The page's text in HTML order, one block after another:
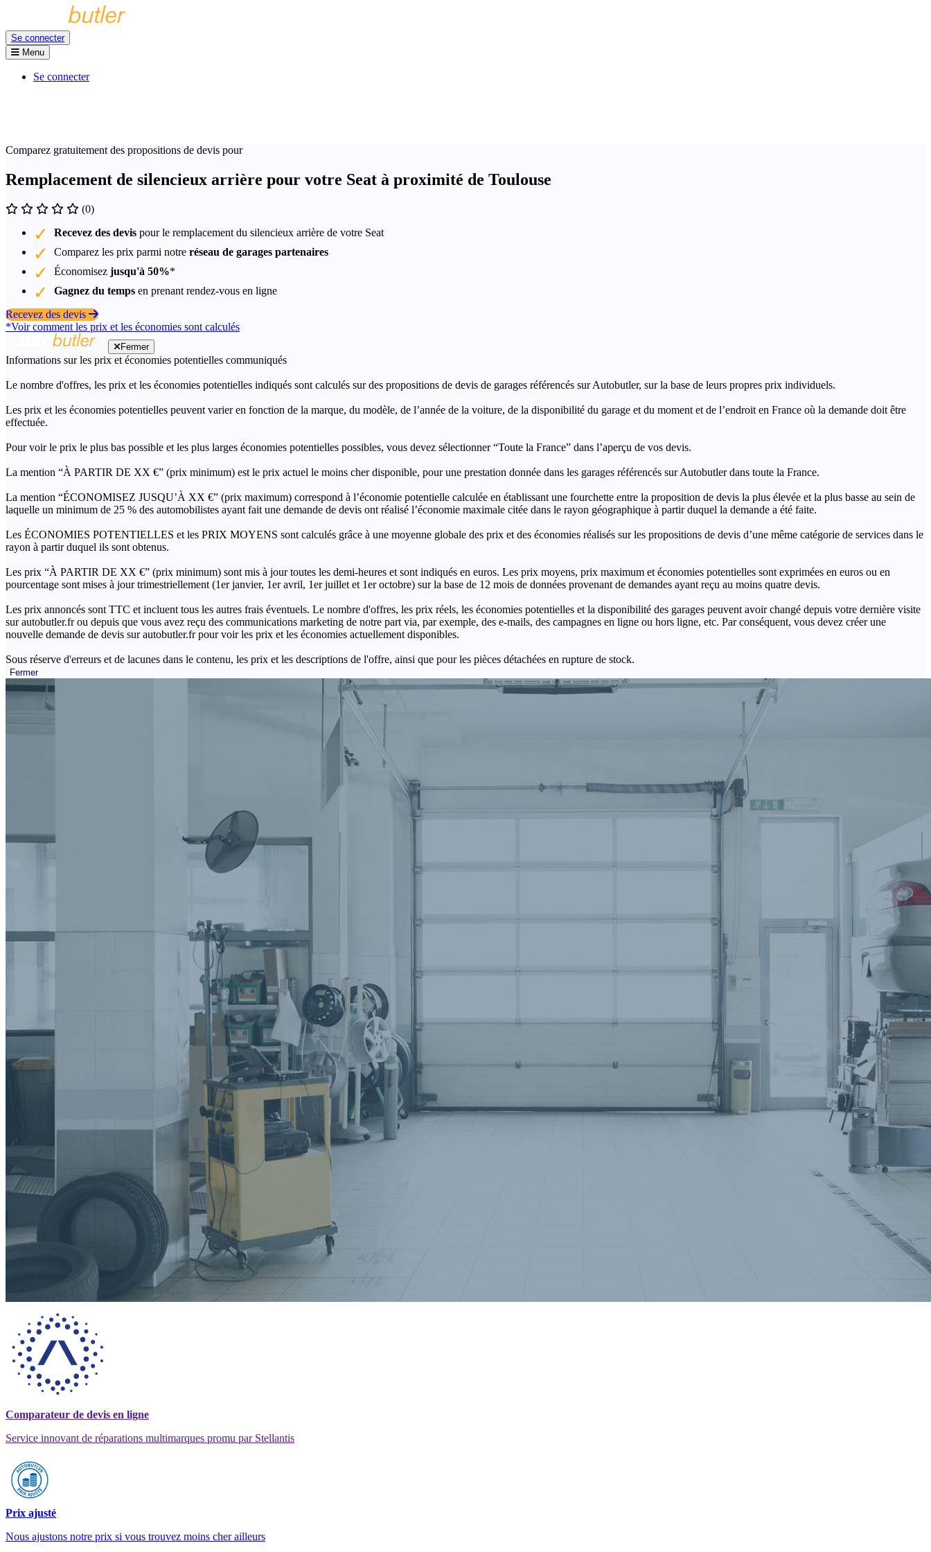
Se connecter
Menu
Se connecter
Comparez gratuitement des propositions de devis pour
Remplacement de silencieux arrière pour votre Seat à proximité de Toulouse
(0)
Recevez des devis pour le remplacement du silencieux arrière de votre Seat
Comparez les prix parmi notre réseau de garages partenaires
Économisez jusqu'à 50%*
Gagnez du temps en prenant rendez-vous en ligne
Recevez des devis
*Voir comment les prix et les économies sont calculés
Fermer
Informations sur les prix et économies potentielles communiqués
Le nombre d'offres, les prix et les économies potentielles indiqués sont calculés sur des propositions de devis de garages référencés sur Autobutler, sur la base de leurs propres prix individuels.
Les prix et les économies potentielles peuvent varier en fonction de la marque, du modèle, de l’année de la voiture, de la disponibilité du garage et du moment et de l’endroit en France où la demande doit être
effectuée.
Pour voir le prix le plus bas possible et les plus larges économies potentielles possibles, vous devez sélectionner “Toute la France” dans l’aperçu de vos devis.
La mention “À PARTIR DE XX €” (prix minimum) est le prix actuel le moins cher disponible, pour une prestation donnée dans les garages référencés sur Autobutler dans toute la France.
La mention “ÉCONOMISEZ JUSQU’À XX €” (prix maximum) correspond à l’économie potentielle calculée en établissant une fourchette entre la proposition de devis la plus élevée et la plus basse au sein de
laquelle un minimum de 25 % des automobilistes ayant fait une demande de devis ont réalisé l’économie maximale citée dans le rayon géographique à partir duquel la demande a été faite.
Les ÉCONOMIES POTENTIELLES et les PRIX MOYENS sont calculés grâce à une moyenne globale des prix et des économies réalisés sur les propositions de devis d’une même catégorie de services dans le
rayon à partir duquel ils sont obtenus.
Les prix “À PARTIR DE XX €” (prix minimum) sont mis à jour toutes les demi-heures et sont indiqués en euros. Les prix moyens, prix maximum et économies potentielles sont exprimées en euros ou en
pourcentage sont mises à jour trimestriellement (1er janvier, 1er avril, 1er juillet et 1er octobre) sur la base de 12 mois de données provenant de demandes ayant reçu au moins quatre devis.
Les prix annoncés sont TTC et incluent tous les autres frais éventuels. Le nombre d'offres, les prix réels, les économies potentielles et la disponibilité des garages peuvent avoir changé depuis votre dernière visite
sur autobutler.fr ou depuis que vous avez reçu des communications marketing de notre part via, par exemple, des e-mails, des campagnes en ligne ou hors ligne, etc. Par conséquent, vous devez créer une
nouvelle demande de devis sur autobutler.fr pour voir les prix et les économies actuellement disponibles.
Sous réserve d'erreurs et de lacunes dans le contenu, les prix et les descriptions de l'offre, ainsi que pour les pièces détachées en rupture de stock.
Fermer
Comparateur de devis en ligne
Service innovant de réparations multimarques promu par Stellantis
Prix ajusté
Nous ajustons notre prix si vous trouvez moins cher ailleurs